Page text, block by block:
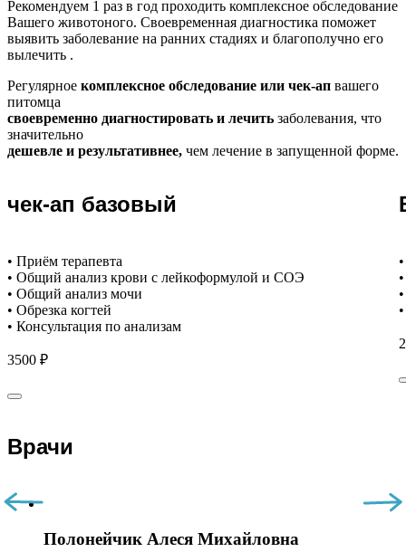
Рекомендуем 1 раз в год проходить комплексное обследование
Вашего животоного. Своевременная диагностика поможет
выявить заболевание на ранних стадиях и благополучно его
вылечить .
Регулярное комплексное обследование или чек-ап вашего
питомца
своевременно диагностировать и лечить заболевания, что
значительно
дешевле и результативнее, чем лечение в запущенной форме.
чек-ап базовый
• Приём терапевта
• Общий анализ крови с лейкоформулой и СОЭ
• Общий анализ мочи
• Обрезка когтей
• Консультация по анализам
3500 ₽
Врачи
Полонейчик Алеся Михайловна